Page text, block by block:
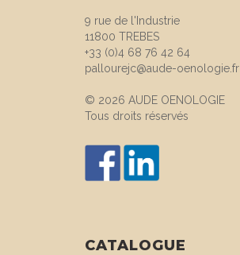
9 rue de l'Industrie
11800 TREBES
+33 (0)4 68 76 42 64
pallourejc@aude-oenologie.fr
© 2026 AUDE OENOLOGIE
Tous droits réservés
CATALOGUE